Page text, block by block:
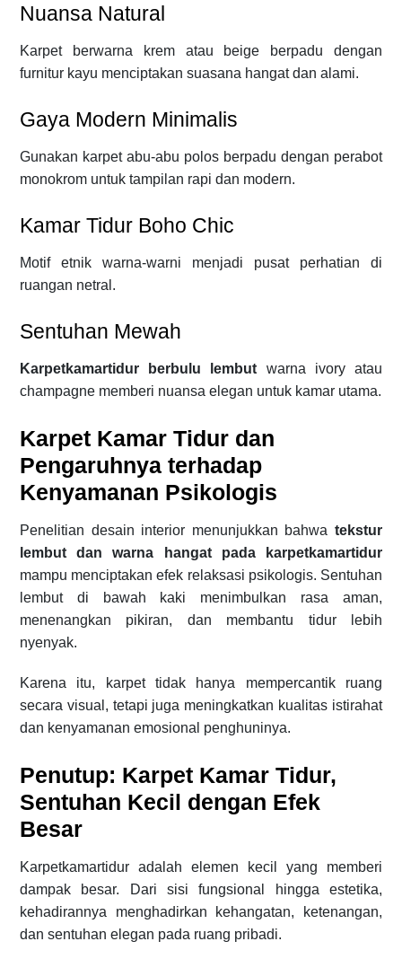
Nuansa Natural
Karpet berwarna krem atau beige berpadu dengan
furnitur kayu menciptakan suasana hangat dan alami.
Gaya Modern Minimalis
Gunakan karpet abu-abu polos berpadu dengan perabot
monokrom untuk tampilan rapi dan modern.
Kamar Tidur Boho Chic
Motif etnik warna-warni menjadi pusat perhatian di
ruangan netral.
Sentuhan Mewah
Karpetkamartidur berbulu lembut warna ivory atau
champagne memberi nuansa elegan untuk kamar utama.
Karpet Kamar Tidur dan
Pengaruhnya terhadap
Kenyamanan Psikologis
Penelitian desain interior menunjukkan bahwa tekstur
lembut dan warna hangat pada karpetkamartidur
mampu menciptakan efek relaksasi psikologis. Sentuhan
lembut di bawah kaki menimbulkan rasa aman,
menenangkan pikiran, dan membantu tidur lebih
nyenyak.
Karena itu, karpet tidak hanya mempercantik ruang
secara visual, tetapi juga meningkatkan kualitas istirahat
dan kenyamanan emosional penghuninya.
Penutup: Karpet Kamar Tidur,
Sentuhan Kecil dengan Efek
Besar
Karpetkamartidur adalah elemen kecil yang memberi
dampak besar. Dari sisi fungsional hingga estetika,
kehadirannya menghadirkan kehangatan, ketenangan,
dan sentuhan elegan pada ruang pribadi.